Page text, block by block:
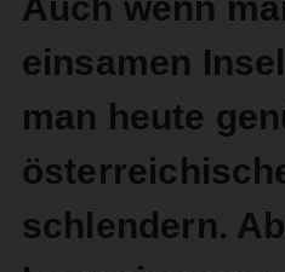
Auch wenn
einsamen
man heute
schlendern.